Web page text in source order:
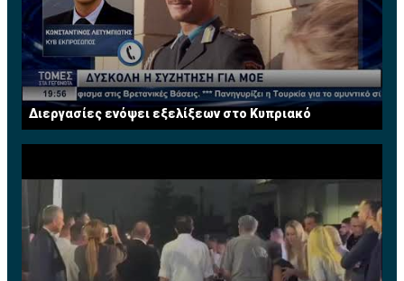
Διεργασίες ενόψει εξελίξεων στο Κυπριακό